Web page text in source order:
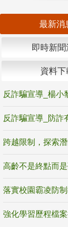
最新消
即時新聞
資料下
反詐騙宣導_楊小
落實校園霸凌防